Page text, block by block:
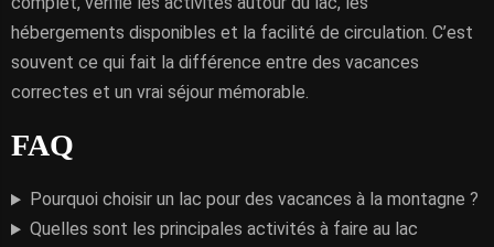
hébergements disponibles et la facilité de circulation. C’est
souvent ce qui fait la différence entre des vacances
correctes et un vrai séjour mémorable.
FAQ
Pourquoi choisir un lac pour des vacances à la montagne ?
Quelles sont les principales activités à faire au lac